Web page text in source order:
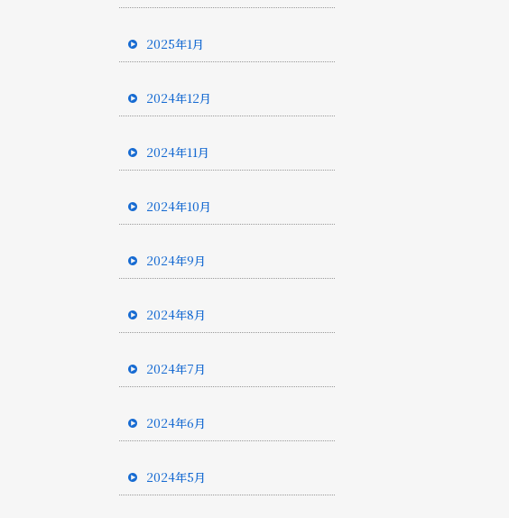
2025年1月
2024年12月
2024年11月
2024年10月
2024年9月
2024年8月
2024年7月
2024年6月
2024年5月